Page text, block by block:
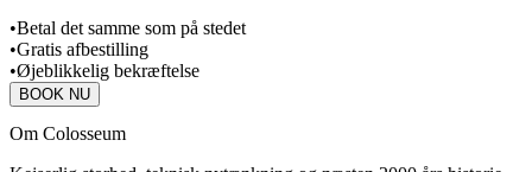
•Betal det samme som på stedet
•Gratis afbestilling
•Øjeblikkelig bekræftelse
BOOK NU
Om Colosseum